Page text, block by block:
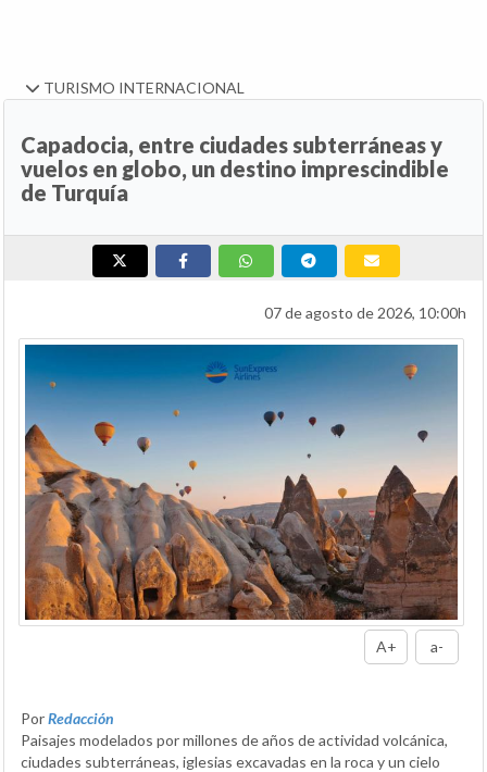
TURISMO INTERNACIONAL
Capadocia, entre ciudades subterráneas y
vuelos en globo, un destino imprescindible
de Turquía
07 de agosto de 2026, 10:00h
A+ a-
PorRedacción
Paisajes modelados por millones de años de actividad volcánica,
ciudades subterráneas, iglesias excavadas en la roca y un cielo